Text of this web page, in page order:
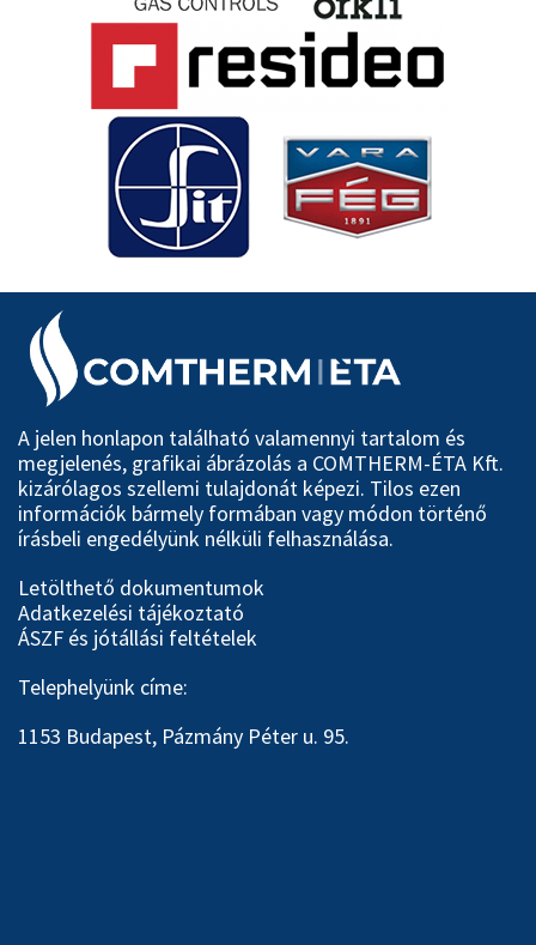
A jelen honlapon található valamennyi tartalom és
megjelenés, grafikai ábrázolás a COMTHERM-ÉTA Kft.
kizárólagos szellemi tulajdonát képezi. Tilos ezen
információk bármely formában vagy módon történő
írásbeli engedélyünk nélküli felhasználása.
Letölthető dokumentumok
Adatkezelési tájékoztató
ÁSZF és jótállási feltételek
Telephelyünk címe:
1153 Budapest, Pázmány Péter u. 95.